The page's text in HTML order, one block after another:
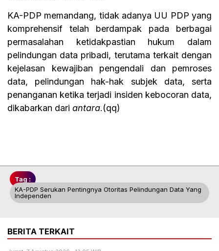
KA-PDP memandang, tidak adanya UU PDP yang
komprehensif telah berdampak pada berbagai
permasalahan ketidakpastian hukum dalam
pelindungan data pribadi, terutama terkait dengan
kejelasan kewajiban pengendali dan pemroses
data, pelindungan hak-hak subjek data, serta
penanganan ketika terjadi insiden kebocoran data,
dikabarkan dari antara.(qq)
Tag :
KA-PDP Serukan Pentingnya Otoritas Pelindungan Data Yang
Independen
BERITA TERKAIT